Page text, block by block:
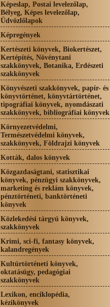
Képeslap, Postai levelezőlap,
Bélyeg, Képes levelezőlap,
Üdvözlőlapok
Képregények
Kertészeti könyvek, Biokertészet,
Kertépítés, Növénytani
szakkönyvek, Botanika, Erdészeti
szakkönyvek
Könyvészeti szakkönyvek, papír- és
könyvtörténet, könyvtártörténet,
tipográfiai könyvek, nyomdászati
szakkönyvek, bibliográfiai könyvek
Környezetvédelmi,
Természetvédelmi könyvek,
szakkönyvek, Földrajzi könyvek
Kották, dalos könyvek
Közgazdaságtani, statisztikai
könyvek, pénzügyi szakkönyvek,
marketing és reklám könyvek,
pénztörténeti, banktörténeti
könyvek
Közlekedési tárgyú könyvek,
szakkönyvek
Krimi, sci-fi, fantasy könyvek,
kalandregények
Kultúrtörténeti könyvek,
oktatásügy, pedagógiai
szakkönyvek
Lexikon, enciklopédia,
kézikönyvek